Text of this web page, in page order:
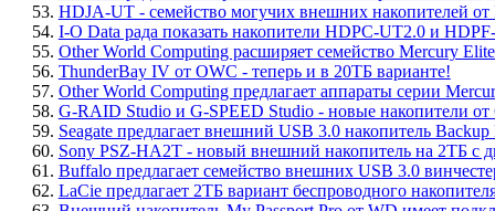
53. HDJA-UT - семейство могучих внешних накопителей от
54. I-O Data рада показать накопители HDPC-UT2.0 и
55. Other World Computing расширяет семейство Mercury
56. ThunderBay IV от OWC - теперь и в 20ТБ варианте!
57. Other World Computing предлагает аппараты серии
58. G-RAID Studio и G-SPEED Studio - новые накопители
59. Seagate предлагает внешний USB 3.0 накопитель
60. Sony PSZ-HA2T - новый внешний накопитель на 2ТБ с
61. Buffalo предлагает семейство внешних USB 3.0
62. LaCie предлагает 2ТБ вариант беспроводного